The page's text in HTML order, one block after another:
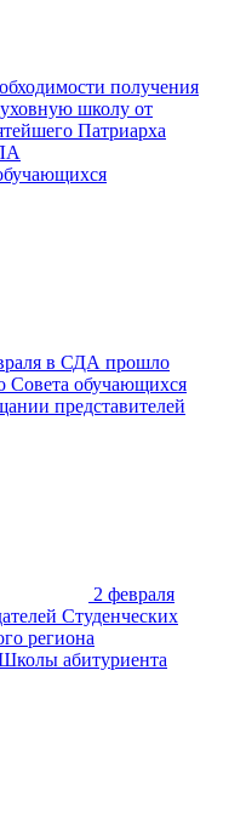
получения
школу от
Патриарха
в СДА прошло
Совета обучающихся
представителей
2 февраля
Студенческих
региона
абитуриента